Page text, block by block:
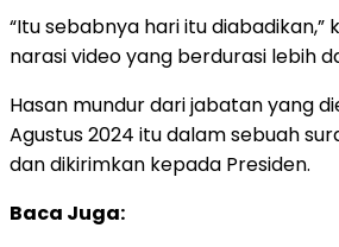
“Itu sebabnya hari itu diabadikan,”
narasi video yang berdurasi lebih
Hasan mundur dari jabatan yang
Agustus 2024 itu dalam sebuah
dan dikirimkan kepada Presiden.
Baca Juga: